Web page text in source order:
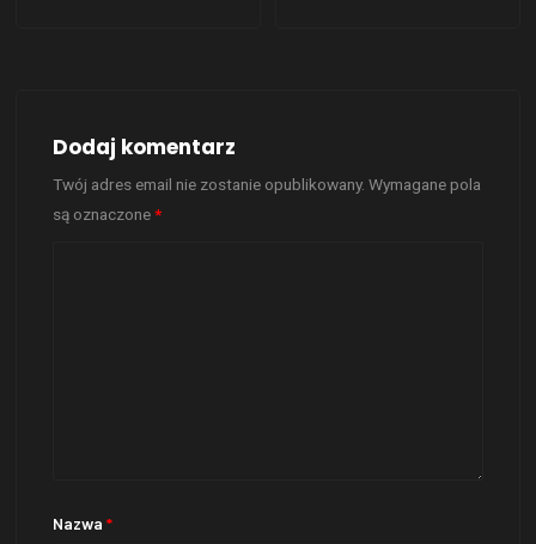
Dodaj komentarz
Twój adres email nie zostanie opublikowany. Wymagane pola
są oznaczone*
Nazwa*